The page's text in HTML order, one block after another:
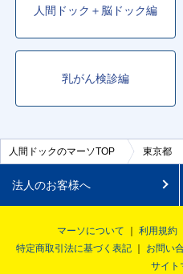
人間ドック＋脳ドック編
乳がん検診編
人間ドックのマーソTOP 東京都
法人のお客様へ
マーソについて 利用規約
特定商取引法に基づく表記
お問い
サイト